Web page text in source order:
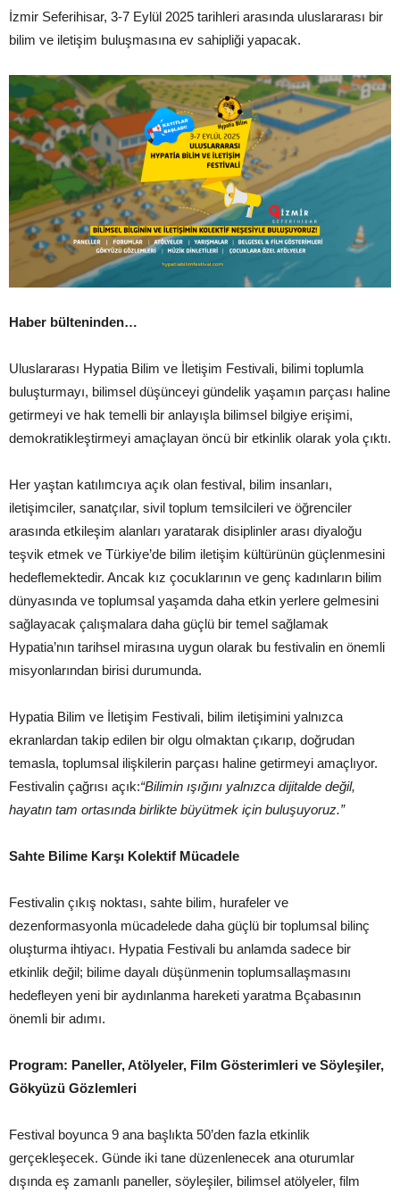
İzmir Seferihisar, 3-7 Eylül 2025 tarihleri arasında uluslararası bir
bilim ve iletişim buluşmasına ev sahipliği yapacak.
Haber bülteninden…
Uluslararası Hypatia Bilim ve İletişim Festivali, bilimi toplumla
buluşturmayı, bilimsel düşünceyi gündelik yaşamın parçası haline
getirmeyi ve hak temelli bir anlayışla bilimsel bilgiye erişimi,
demokratikleştirmeyi amaçlayan öncü bir etkinlik olarak yola çıktı.
Her yaştan katılımcıya açık olan festival, bilim insanları,
iletişimciler, sanatçılar, sivil toplum temsilcileri ve öğrenciler
arasında etkileşim alanları yaratarak disiplinler arası diyaloğu
teşvik etmek ve Türkiye’de bilim iletişim kültürünün güçlenmesini
hedeflemektedir. Ancak kız çocuklarının ve genç kadınların bilim
dünyasında ve toplumsal yaşamda daha etkin yerlere gelmesini
sağlayacak çalışmalara daha güçlü bir temel sağlamak
Hypatia’nın tarihsel mirasına uygun olarak bu festivalin en önemli
misyonlarından birisi durumunda.
Hypatia Bilim ve İletişim Festivali, bilim iletişimini yalnızca
ekranlardan takip edilen bir olgu olmaktan çıkarıp, doğrudan
temasla, toplumsal ilişkilerin parçası haline getirmeyi amaçlıyor.
Festivalin çağrısı açık:“Bilimin ışığını yalnızca dijitalde değil,
hayatın tam ortasında birlikte büyütmek için buluşuyoruz.”
Sahte Bilime Karşı Kolektif Mücadele
Festivalin çıkış noktası, sahte bilim, hurafeler ve
dezenformasyonla mücadelede daha güçlü bir toplumsal bilinç
oluşturma ihtiyacı. Hypatia Festivali bu anlamda sadece bir
etkinlik değil; bilime dayalı düşünmenin toplumsallaşmasını
hedefleyen yeni bir aydınlanma hareketi yaratma Bçabasının
önemli bir adımı.
Program: Paneller, Atölyeler, Film Gösterimleri ve Söyleşiler,
Gökyüzü Gözlemleri
Festival boyunca 9 ana başlıkta 50’den fazla etkinlik
gerçekleşecek. Günde iki tane düzenlenecek ana oturumlar
dışında eş zamanlı paneller, söyleşiler, bilimsel atölyeler, film